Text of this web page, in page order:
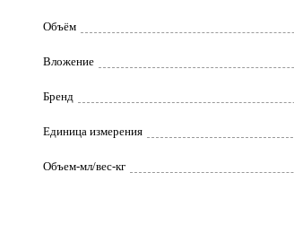
Объём
Вложение
Бренд
Единица измерения
Объем-мл/вес-кг